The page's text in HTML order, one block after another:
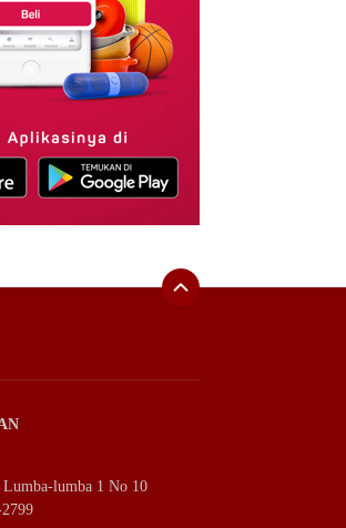
lumba 1 No 10